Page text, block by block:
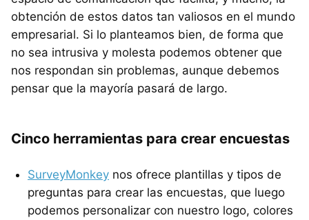
obtención de estos datos tan valiosos en el mundo
empresarial. Si lo planteamos bien, de forma que
no sea intrusiva y molesta podemos obtener que
nos respondan sin problemas, aunque debemos
pensar que la mayoría pasará de largo.
Cinco herramientas para crear encuestas
SurveyMonkey nos ofrece plantillas y tipos de
preguntas para crear las encuestas, que luego
podemos personalizar con nuestro logo, colores